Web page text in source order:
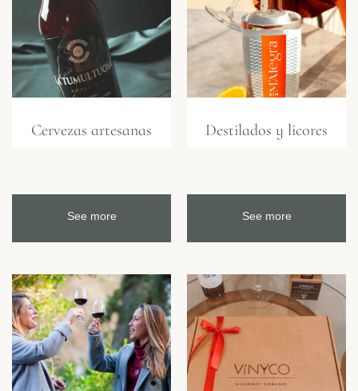
Cervezas artesanas
See more
Destilados y licores
See more